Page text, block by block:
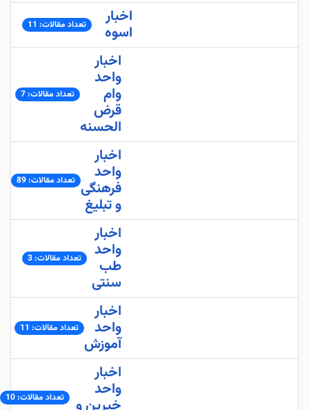
اخبار
اسوه تعداد مقالات: 11
اخبار
واحد
وام
قرض
الحسنه
تعداد مقالات: 7
اخبار
واحد
فرهنگی
و تبلیغ
تعداد مقالات: 89
اخبار
واحد
طب
سنتی
تعداد مقالات: 3
اخبار
واحد
آموزش
تعداد مقالات: 11
اخبار
واحد تعداد مقالات: 10